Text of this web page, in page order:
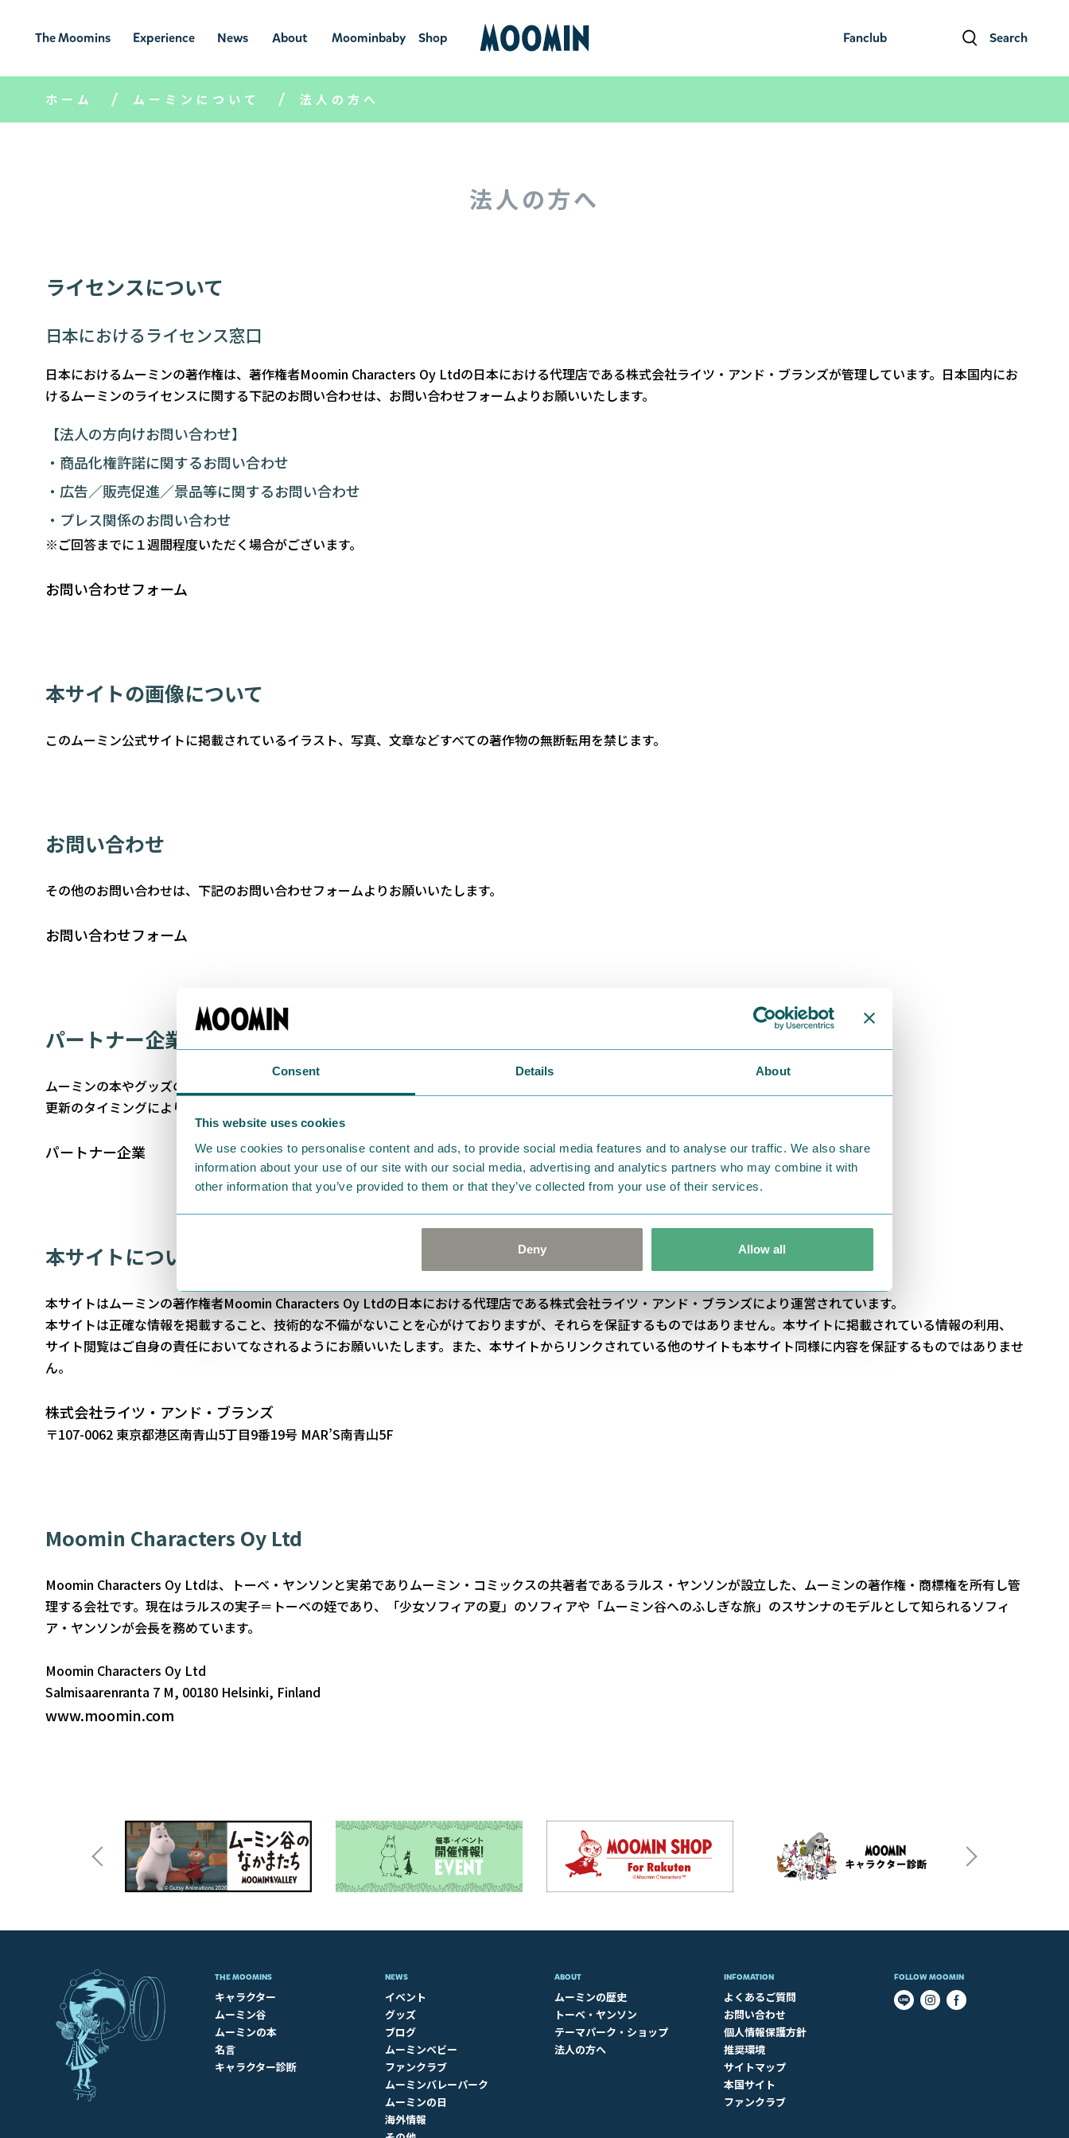
Consent Details About
This website uses cookies
We use cookies to personalise content and ads, to provide social media features and to analyse our traffic. We also share
information about your use of our site with our social media, advertising and analytics partners who may combine it with
other information that you’ve provided to them or that they’ve collected from your use of their services.
Deny Allow all
Fanclub Search
The Moomins
ムーミンの
世界
Experience
ムーミンの世
界を楽しむ
News
ニュ
ース
About
ムーミン
について
Moominbaby
ムーミンベ
ビー
Shop
ショ
ホーム ムーミンについて 法人の方へ
法人の方へ
ライセンスについて
日本におけるライセンス窓口
日本におけるムーミンの著作権は、著作権者Moomin Characters Oy Ltdの日本における代理店である株式会社ライツ・アンド・ブランズが管理しています。日本国内にお
けるムーミンのライセンスに関する下記のお問い合わせは、お問い合わせフォームよりお願いいたします。
【法人の方向けお問い合わせ】
・商品化権許諾に関するお問い合わせ
・広告／販売促進／景品等に関するお問い合わせ
・プレス関係のお問い合わせ
※ご回答までに１週間程度いただく場合がございます。
お問い合わせフォーム
本サイトの画像について
このムーミン公式サイトに掲載されているイラスト、写真、文章などすべての著作物の無断転用を禁じます。
お問い合わせ
その他のお問い合わせは、下記のお問い合わせフォームよりお願いいたします。
お問い合わせフォーム
パートナー企業
ムーミンの本やグッズの製造販売、公式なイベントの企画運営、ムーミンを使った広告宣伝などを行うパートナー企業の一覧です。
更新のタイミングにより情報が最新のものでない場合があり、また契約期間が短いものは掲載されない場合もありますのでご了承ください。
パートナー企業
本サイトについて
本サイトはムーミンの著作権者Moomin Characters Oy Ltdの日本における代理店である株式会社ライツ・アンド・ブランズにより運営されています。
本サイトは正確な情報を掲載すること、技術的な不備がないことを心がけておりますが、それらを保証するものではありません。本サイトに掲載されている情報の利用、
サイト閲覧はご自身の責任においてなされるようにお願いいたします。また、本サイトからリンクされている他のサイトも本サイト同様に内容を保証するものではありませ
ん。
株式会社ライツ・アンド・ブランズ
〒107-0062 東京都港区南青山5丁目9番19号 MAR’S南青山5F
Moomin Characters Oy Ltd
Moomin Characters Oy Ltdは、トーベ・ヤンソンと実弟でありムーミン・コミックスの共著者であるラルス・ヤンソンが設立した、ムーミンの著作権・商標権を所有し管
理する会社です。現在はラルスの実子＝トーベの姪であり、「少女ソフィアの夏」のソフィアや「ムーミン谷へのふしぎな旅」のスサンナのモデルとして知られるソフィ
ア・ヤンソンが会長を務めています。
Moomin Characters Oy Ltd
Salmisaarenranta 7 M, 00180 Helsinki, Finland
www.moomin.com
THE MOOMINS
キャラクター
ムーミン谷
ムーミンの本
名言
キャラクター診断
NEWS
イベント
グッズ
ブログ
ムーミンベビー
ファンクラブ
ムーミンバレーパーク
ムーミンの日
海外情報
ABOUT​
ムーミンの歴史
トーベ・ヤンソン
テーマパーク・ショップ
法人の方へ
INFOMATION
よくあるご質問
お問い合わせ
個人情報保護方針
推奨環境
サイトマップ
本国サイト
ファンクラブ
FOLLOW MOOMIN